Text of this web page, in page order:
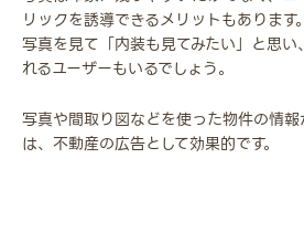
リックを誘導できるメリットもありま
写真を見て「内装も見てみたい」と思い
れるユーザーもいるでしょう。
写真や間取り図などを使った物件の情
は、不動産の広告として効果的です。